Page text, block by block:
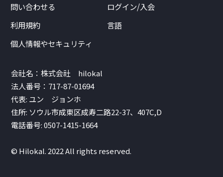
問い合わせる
利用規約
個人情報やセキュリティ
ログイン/入会
言語
会社名：株式会社 hilokal
法人番号：717-87-01694
代表: ユン ジョンホ
住所: ソウル市成東区成寿二路22-37、407C,D
電話番号: 0507-1415-1664
© Hilokal. 2022 All rights reserved.